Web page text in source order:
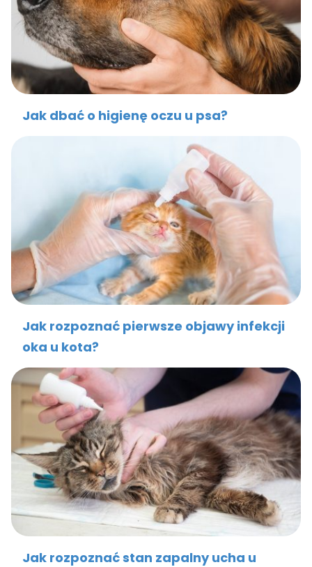
Jak dbać o higienę oczu u psa?
Jak rozpoznać pierwsze objawy infekcji
oka u kota?
Jak rozpoznać stan zapalny ucha u